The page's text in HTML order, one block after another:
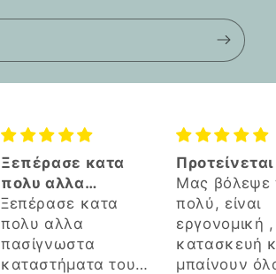
Ξεπέρασε κατα
πολυ αλλα
πασίγνωστα
καταστήματα του
skroutz
Ξεπέρασε κατα
πολυ αλλα
πασίγνωστα
καταστήματα του
Προτείνεται
Μας βόλεψε
πολύ, είναι
εργονομική
κατασκευή
μπαίνουν